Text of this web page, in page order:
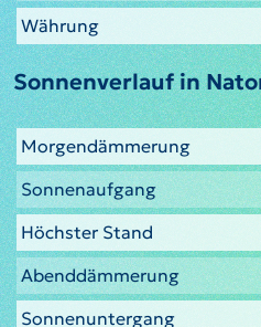
Währung
Sonnenverlauf in
Morgendämmerung
Sonnenaufgang
Höchster Stand
Abenddämmerung
Sonnenuntergang